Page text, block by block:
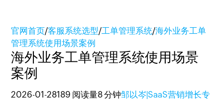
官网首页/客服系统选型/工单管理系统/海外业务工单
管理系统使用场景案例
海外业务工单管理系统使用场景
案例
2026-01-28189 阅读量8 分钟邹以岑|SaaS营销增长专